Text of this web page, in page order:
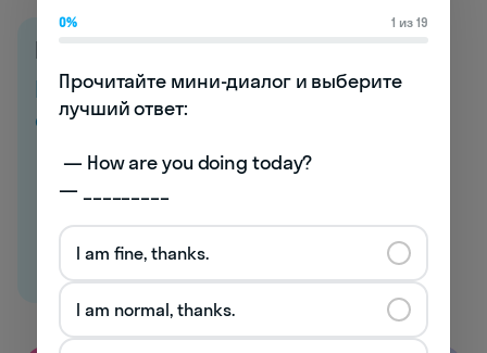
Все курсы английского
Начните говорить
с первого урока →
0% 1 из 19
Прочитайте мини-диалог и выберите
лучший ответ:
— _________
I am fine, thanks.
I am normal, thanks.